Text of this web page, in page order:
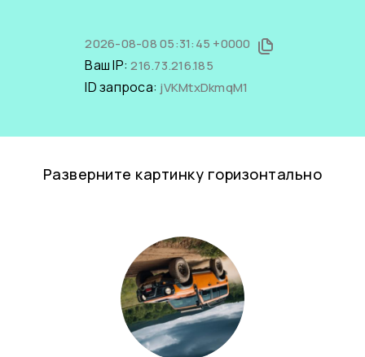
2026-08-08 05:31:45 +0000
Ваш IP:216.73.216.185
ID запроса: jVKMtxDkmqM1
Разверните картинку горизонтально